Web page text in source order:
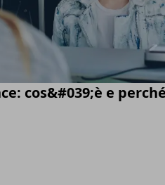
cos&#039;è e